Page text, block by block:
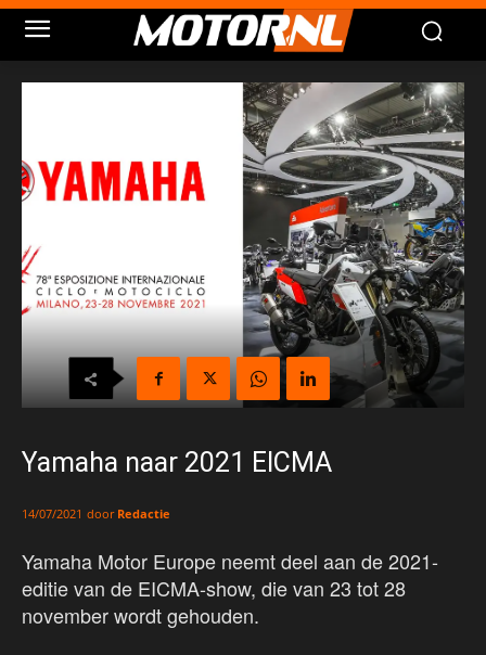
Yamaha naar 2021 EICMA
14/07/2021 door Redactie
Yamaha Motor Europe neemt deel aan de 2021-
editie van de EICMA-show, die van 23 tot 28
november wordt gehouden.